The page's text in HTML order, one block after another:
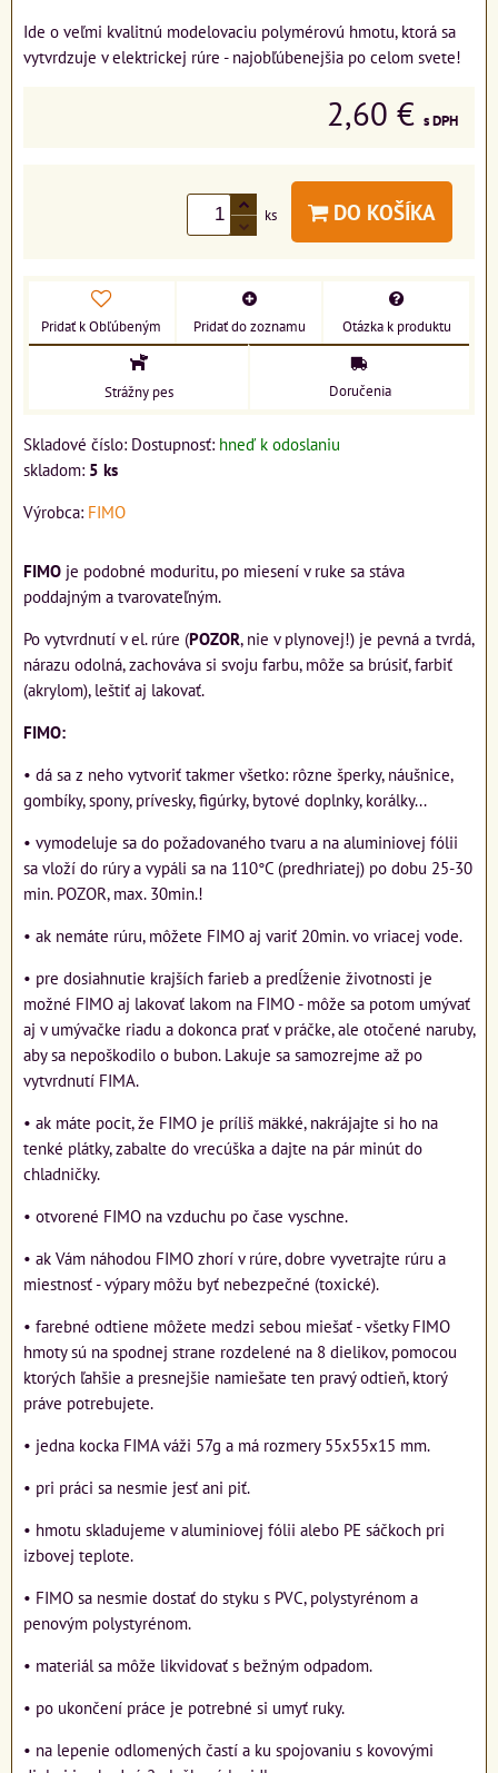
Ide o veľmi kvalitnú modelovaciu polymérovú hmotu, ktorá sa
vytvrdzuje v elektrickej rúre - najobľúbenejšia po celom svete!
2,60 € s DPH
ks DO KOŠÍKA
Pridať k Obľúbeným Pridať do zoznamu Otázka k produktu
Strážny pes Doručenia
Skladové číslo: Dostupnosť: hneď k odoslaniu
skladom: 5 ks
Výrobca: FIMO
FIMO je podobné moduritu, po miesení v ruke sa stáva
poddajným a tvarovateľným.
Po vytvrdnutí v el. rúre (POZOR, nie v plynovej!) je pevná a tvrdá,
nárazu odolná, zachováva si svoju farbu, môže sa brúsiť, farbiť
(akrylom), leštiť aj lakovať.
FIMO:
• dá sa z neho vytvoriť takmer všetko: rôzne šperky, náušnice,
gombíky, spony, prívesky, figúrky, bytové doplnky, korálky...
• vymodeluje sa do požadovaného tvaru a na aluminiovej fólii
sa vloží do rúry a vypáli sa na 110°C (predhriatej) po dobu 25-30
min. POZOR, max. 30min.!
• ak nemáte rúru, môžete FIMO aj variť 20min. vo vriacej vode.
• pre dosiahnutie krajších farieb a predĺženie životnosti je
možné FIMO aj lakovať lakom na FIMO - môže sa potom umývať
aj v umývačke riadu a dokonca prať v práčke, ale otočené naruby,
aby sa nepoškodilo o bubon. Lakuje sa samozrejme až po
vytvrdnutí FIMA.
• ak máte pocit, že FIMO je príliš mäkké, nakrájajte si ho na
tenké plátky, zabalte do vrecúška a dajte na pár minút do
chladničky.
• otvorené FIMO na vzduchu po čase vyschne.
• ak Vám náhodou FIMO zhorí v rúre, dobre vyvetrajte rúru a
miestnosť - výpary môžu byť nebezpečné (toxické).
• farebné odtiene môžete medzi sebou miešať - všetky FIMO
hmoty sú na spodnej strane rozdelené na 8 dielikov, pomocou
ktorých ľahšie a presnejšie namiešate ten pravý odtieň, ktorý
práve potrebujete.
• jedna kocka FIMA váži 57g a má rozmery 55x55x15 mm.
• pri práci sa nesmie jesť ani piť.
• hmotu skladujeme v aluminiovej fólii alebo PE sáčkoch pri
izbovej teplote.
• FIMO sa nesmie dostať do styku s PVC, polystyrénom a
penovým polystyrénom.
• materiál sa môže likvidovať s bežným odpadom.
• po ukončení práce je potrebné si umyť ruky.
• na lepenie odlomených častí a ku spojovaniu s kovovými